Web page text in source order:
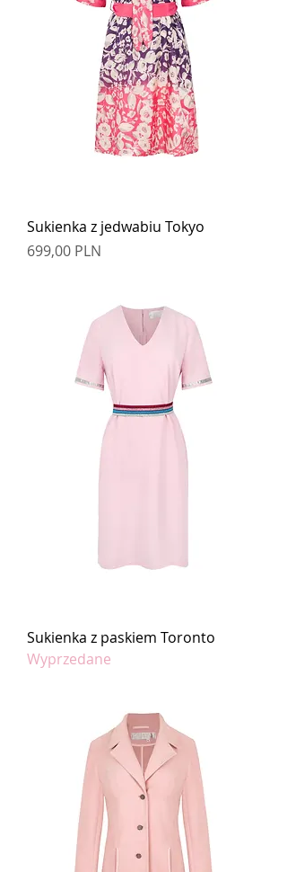
Sukienka z jedwabiu Tokyo
Cena
699,00 PLN
Sukienka z paskiem Toronto
Wyprzedane